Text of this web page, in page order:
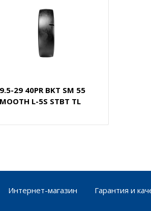
29 40PR BKT SM 55
L-5S STBT TL
Интернет-магазин Гарантия и